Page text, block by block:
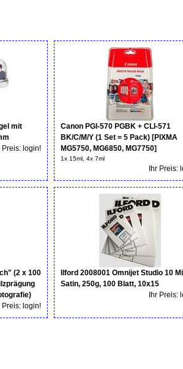
mit
Preis: login!
Canon PGI-570 PGBK + CLI-571
BK/C/M/Y (1 Set = 5 Pack) [PIXMA
MG5750, MG6850, MG7750]
1x 15ml, 4x 7ml
Ihr Preis:
(2 x 100
Preis: login!
Ilford 2008001 Omnijet Studio 10 Mil
Satin, 250g, 100 Blatt, 10x15
Ihr Preis: